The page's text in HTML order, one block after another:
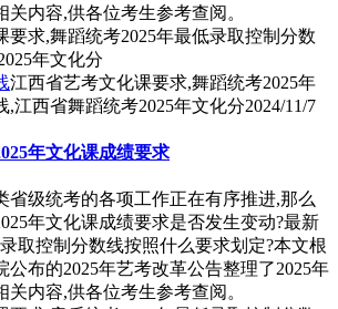
关内容,供各位考生参考查阅。
江西省艺考文化课要求,舞蹈统考2025年
,江西省舞蹈统考2025年文化分2024/11/7
年文化课成绩要求
省级统考的各项工作正在有序推进,那么
年文化课成绩要求是否发生变动?最新
取控制分数线按照什么要求划定?本文根
公布的2025年艺考改革公告整理了2025年
关内容,供各位考生参考查阅。